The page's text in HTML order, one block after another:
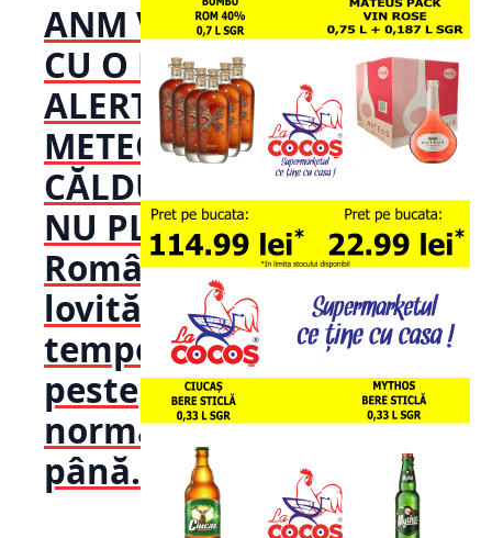
ANM VINE
CU O NOUĂ
ALERTĂ
METEO:
CĂLDURA
NU PLEACĂ!
România,
lovită de
temperaturi
peste
normal
până...